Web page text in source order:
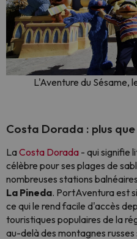
L'Aventure du Sésame,
Costa Dorada : plus
LaCosta Dorada - qui signifie
célèbre pour ses plages de
nombreuses stations
La Pineda. PortAventura est
ce qui le rend facile d'accès
touristiques populaires de la
au-delà des montagnes russes :